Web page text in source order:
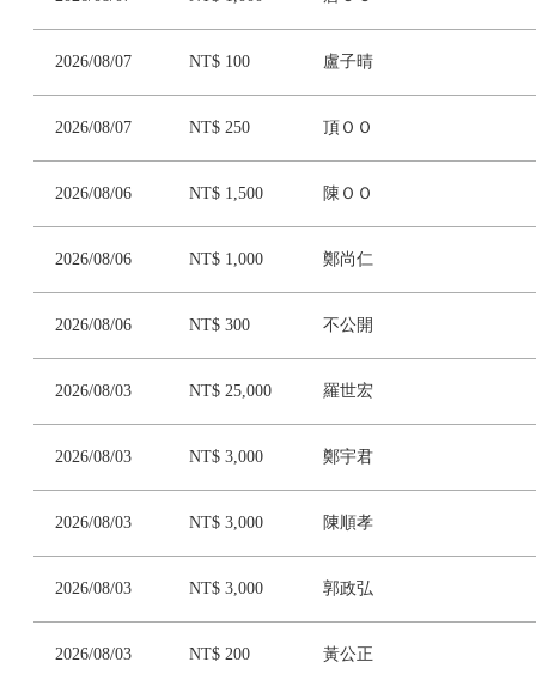
2026/08/07 NT$ 100 盧子晴
2026/08/07 NT$ 250 頂ＯＯ
2026/08/06 NT$ 1,500 陳ＯＯ
2026/08/06 NT$ 1,000 鄭尚仁
2026/08/06 NT$ 300 不公開
2026/08/03 NT$ 25,000 羅世宏
2026/08/03 NT$ 3,000 鄭宇君
2026/08/03 NT$ 3,000 陳順孝
2026/08/03 NT$ 3,000 郭政弘
2026/08/03 NT$ 200 黃公正